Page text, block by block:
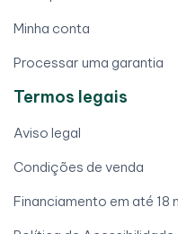
Minha conta
Processar uma garantia
Termos legais
Aviso legal
Condições de venda
Financiamento em até 18